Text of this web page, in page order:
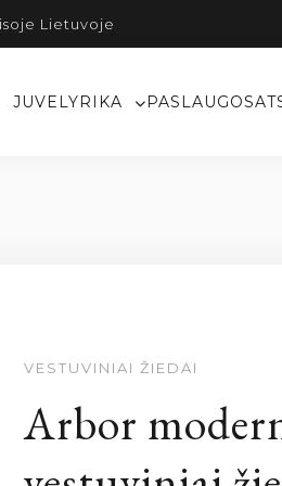
Lietuvoje
JUVELYRIKA PASLAUGOS
VESTUVINIAI ŽIEDAI
Arbor